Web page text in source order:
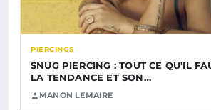
PIERCINGS
SNUG PIERCING : TOUT CE QU’IL
LA TENDANCE ET SON…
MANON LEMAIRE